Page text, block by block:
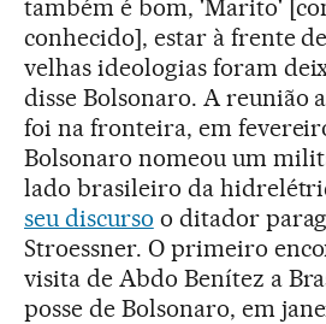
também é bom, 'Marito'
conhecido], estar à frente
velhas ideologias foram
disse Bolsonaro. A reunião
foi na fronteira, em
Bolsonaro nomeou um
lado brasileiro da
seu discurso o ditador
Stroessner. O primeiro
visita de Abdo Benítez a
posse de Bolsonaro, em